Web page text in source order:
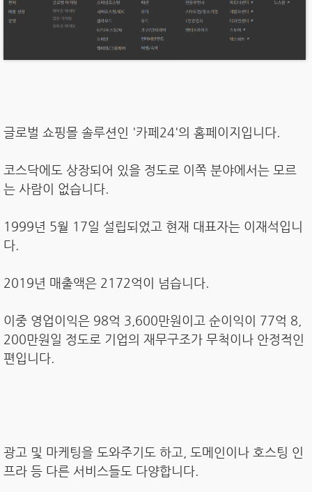
글로벌 쇼핑몰 솔루션인 '카페24'의 홈페이지입니다.
코스닥에도 상장되어 있을 정도로 이쪽 분야에서는 모르
는 사람이 없습니다.
1999년 5월 17일 설립되었고 현재 대표자는 이재석입니
다.
2019년 매출액은 2172억이 넘습니다.
이중 영업이익은 98억 3,600만원이고 순이익이 77억 8,
200만원일 정도로 기업의 재무구조가 무척이나 안정적인
편입니다.
광고 및 마케팅을 도와주기도 하고, 도메인이나 호스팅 인
프라 등 다른 서비스들도 다양합니다.